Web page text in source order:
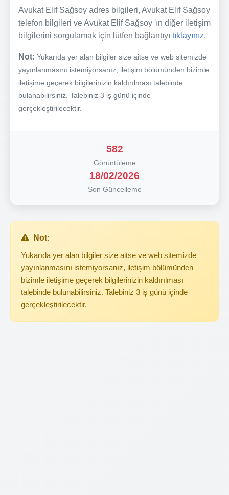
Avukat Elif Sağsoy adres bilgileri, Avukat Elif Sağsoy
telefon bilgileri ve Avukat Elif Sağsoy 'ın diğer iletişim
bilgilerini sorgulamak için lütfen bağlantıyı tıklayınız.
Not: Yukarıda yer alan bilgiler size aitse ve web sitemizde
yayınlanmasını istemiyorsanız, iletişim bölümünden bizimle
iletişime geçerek bilgilerinizin kaldırılması talebinde
bulanabilirsiniz. Talebiniz 3 iş günü içinde
gerçekleştirilecektir.
582
Görüntüleme
18/02/2026
Son Güncelleme
Not:
Yukarıda yer alan bilgiler size aitse ve web sitemizde
yayınlanmasını istemiyorsanız, iletişim bölümünden
bizimle iletişime geçerek bilgilerinizin kaldırılması
talebinde bulunabilirsiniz. Talebiniz 3 iş günü içinde
gerçekleştirilecektir.